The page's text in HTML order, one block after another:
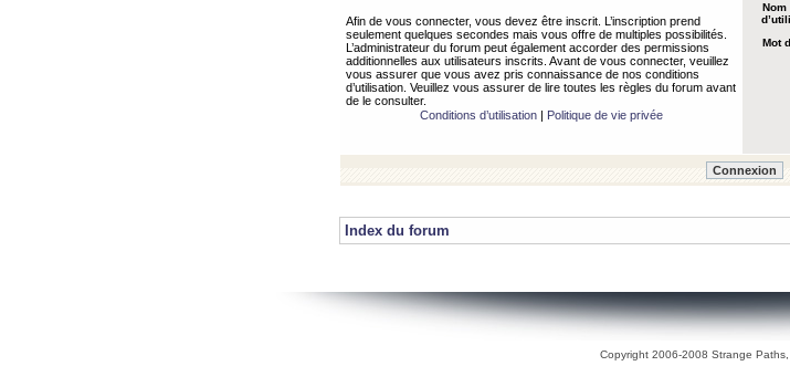
Afin de vous connecter, vous devez être inscrit. L’inscription prend
seulement quelques secondes mais vous offre de multiples possibilités.
L’administrateur du forum peut également accorder des permissions
additionnelles aux utilisateurs inscrits. Avant de vous connecter, veuillez
vous assurer que vous avez pris connaissance de nos conditions
d’utilisation. Veuillez vous assurer de lire toutes les règles du forum avant
de le consulter.
Conditions d’utilisation| Politique de vie privée
Nom
Mot
Index du forum
Copyright 2006-2008 Strange Paths,